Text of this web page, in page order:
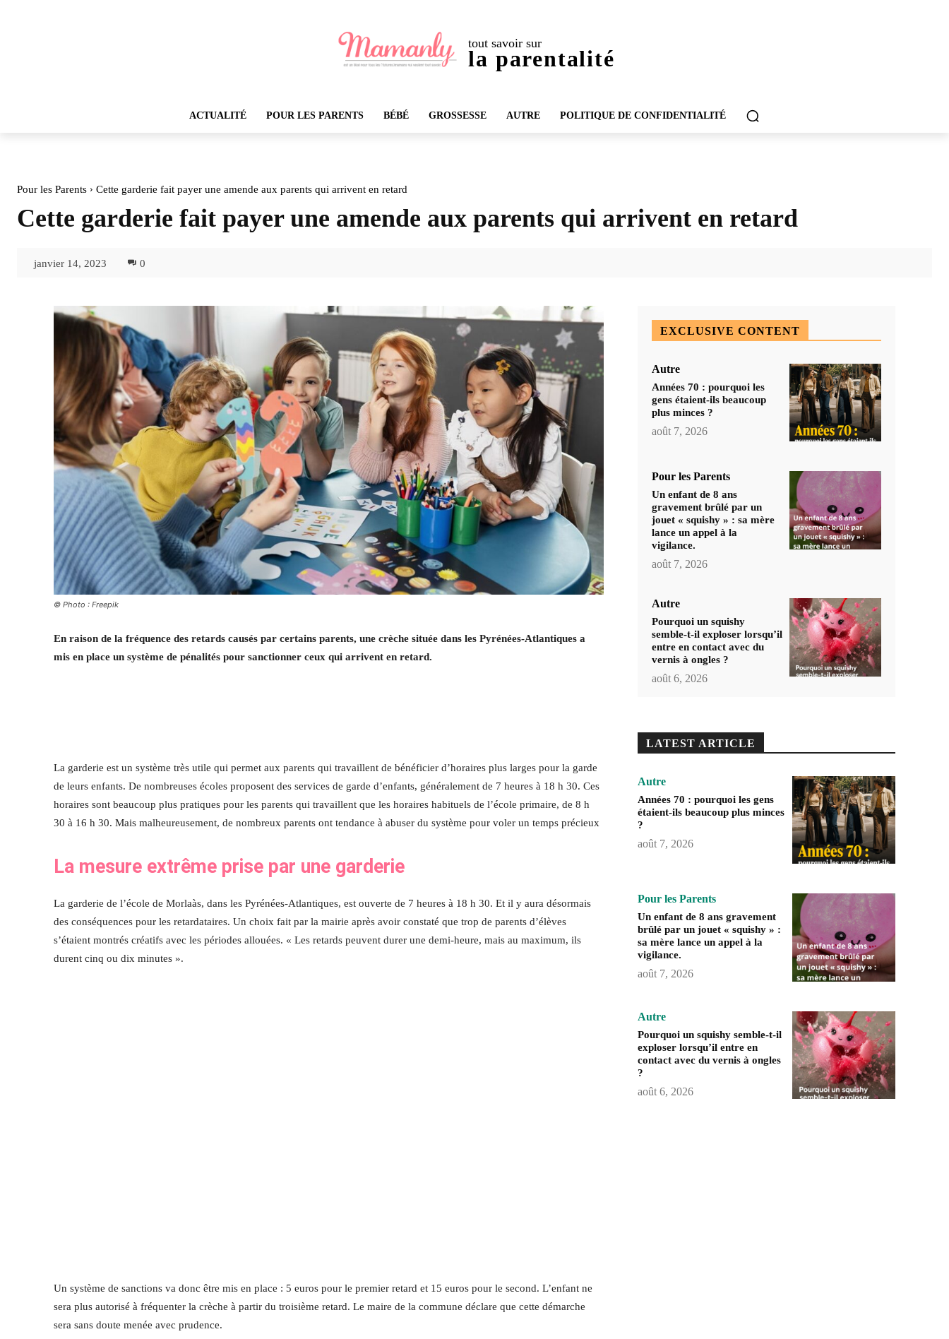
tout savoir sur
la parentalité
ACTUALITÉ POUR LES PARENTS BÉBÉ GROSSESSE AUTRE POLITIQUE DE CONFIDENTIALITÉ
Pour les Parents Cette garderie fait payer une amende aux parents qui arrivent en retard
Cette garderie fait payer une amende aux parents qui arrivent en retard
janvier 14, 2023 0
© Photo : Freepik
En raison de la fréquence des retards causés par certains parents, une crèche située dans les Pyrénées-Atlantiques a
mis en place un système de pénalités pour sanctionner ceux qui arrivent en retard.
La garderie est un système très utile qui permet aux parents qui travaillent de bénéficier d’horaires plus larges pour la garde
de leurs enfants. De nombreuses écoles proposent des services de garde d’enfants, généralement de 7 heures à 18 h 30. Ces
horaires sont beaucoup plus pratiques pour les parents qui travaillent que les horaires habituels de l’école primaire, de 8 h
30 à 16 h 30. Mais malheureusement, de nombreux parents ont tendance à abuser du système pour voler un temps précieux
La mesure extrême prise par une garderie
La garderie de l’école de Morlaàs, dans les Pyrénées-Atlantiques, est ouverte de 7 heures à 18 h 30. Et il y aura désormais
des conséquences pour les retardataires. Un choix fait par la mairie après avoir constaté que trop de parents d’élèves
s’étaient montrés créatifs avec les périodes allouées. « Les retards peuvent durer une demi-heure, mais au maximum, ils
durent cinq ou dix minutes ».
Un système de sanctions va donc être mis en place : 5 euros pour le premier retard et 15 euros pour le second. L’enfant ne
sera plus autorisé à fréquenter la crèche à partir du troisième retard. Le maire de la commune déclare que cette démarche
sera sans doute menée avec prudence.
EXCLUSIVE CONTENT
Autre
Années 70 : pourquoi les
gens étaient-ils beaucoup
plus minces ?
août 7, 2026
Pour les Parents
Un enfant de 8 ans
gravement brûlé par un
jouet « squishy » : sa mère
lance un appel à la
vigilance.
août 7, 2026
Autre
Pourquoi un squishy
semble-t-il exploser lorsqu’il
entre en contact avec du
vernis à ongles ?
août 6, 2026
LATEST ARTICLE
Autre
Années 70 : pourquoi les gens
étaient-ils beaucoup plus minces
?
août 7, 2026
Pour les Parents
Un enfant de 8 ans gravement
brûlé par un jouet « squishy » :
sa mère lance un appel à la
vigilance.
août 7, 2026
Autre
Pourquoi un squishy semble-t-il
exploser lorsqu’il entre en
contact avec du vernis à ongles
?
août 6, 2026